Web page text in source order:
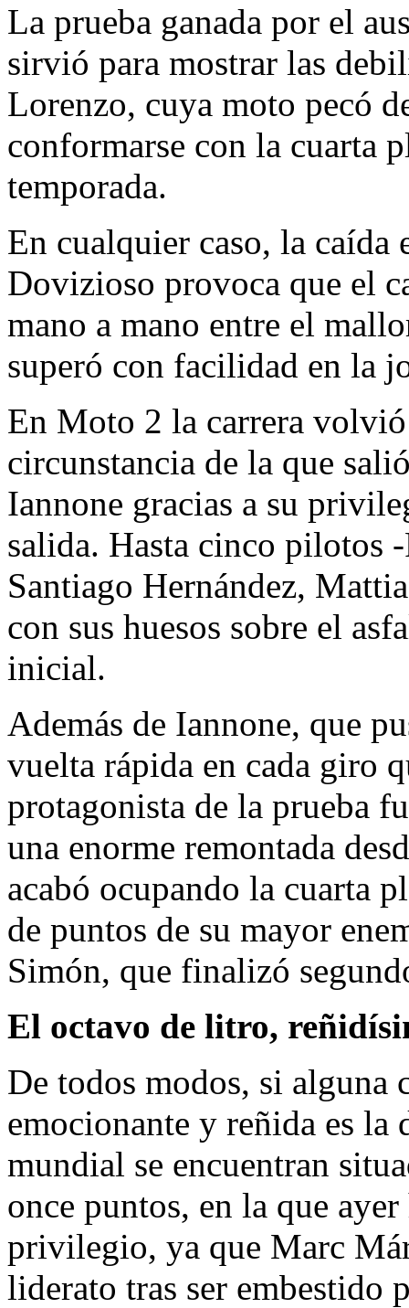
La prueba ganada por el
sirvió para mostrar las
Lorenzo, cuya moto pecó
conformarse con la cuarta
temporada.
En cualquier caso, la
Dovizioso provoca que el
mano a mano entre el
superó con facilidad en la
En Moto 2 la carrera
circunstancia de la que
Iannone gracias a su
salida. Hasta cinco pilotos
Santiago Hernández,
con sus huesos sobre el
inicial.
Además de Iannone, que
vuelta rápida en cada giro
protagonista de la prueba
una enorme remontada
acabó ocupando la cuarta
de puntos de su mayor
Simón, que finalizó
El octavo de litro,
De todos modos, si alguna
emocionante y reñida es la
mundial se encuentran
once puntos, en la que
privilegio, ya que Marc
liderato tras ser embestido